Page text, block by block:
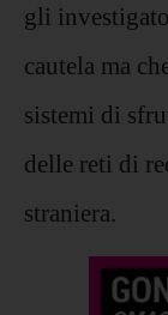
gli
cautela ma
sistemi di
delle reti di
straniera.